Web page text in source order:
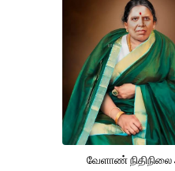
வேளாண்